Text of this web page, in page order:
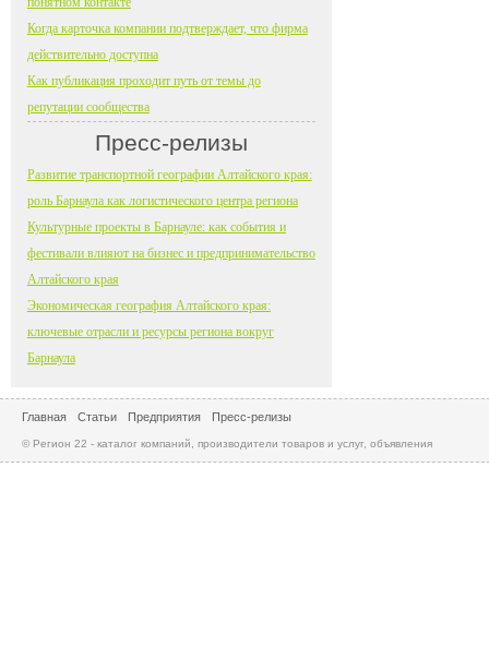
Когда карточка компании подтверждает, что фирма
действительно доступна
Как публикация проходит путь от темы до
репутации сообщества
Пресс-релизы
Развитие транспортной географии Алтайского края:
роль Барнаула как логистического центра региона
Культурные проекты в Барнауле: как события и
фестивали влияют на бизнес и предпринимательство
Алтайского края
Экономическая география Алтайского края:
ключевые отрасли и ресурсы региона вокруг
Барнаула
Главная Статьи Предприятия Пресс-релизы
© Регион 22 - каталог компаний, производители товаров и услуг, объявления